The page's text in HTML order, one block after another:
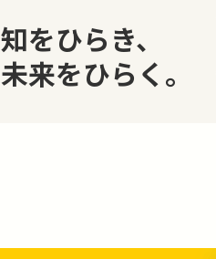
知をひらき、
未来をひらく。